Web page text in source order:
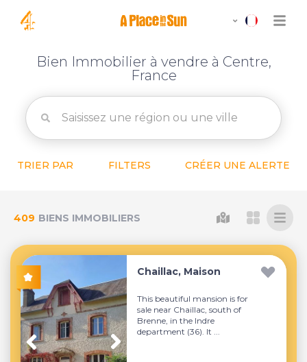
Bien Immobilier à vendre à Centre,
France
TRIER PAR FILTERS CRÉER UNE ALERTE
409 BIENS IMMOBILIERS
Chaillac, Maison
This beautiful mansion is for
sale near Chaillac, south of
Brenne, in the Indre
department (36). It ...